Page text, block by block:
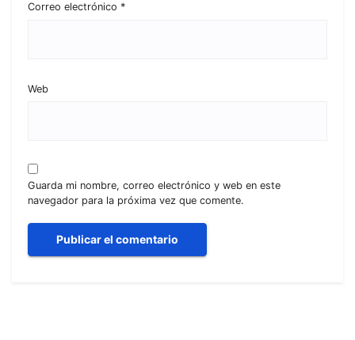
Correo electrónico *
Web
Guarda mi nombre, correo electrónico y web en este
navegador para la próxima vez que comente.